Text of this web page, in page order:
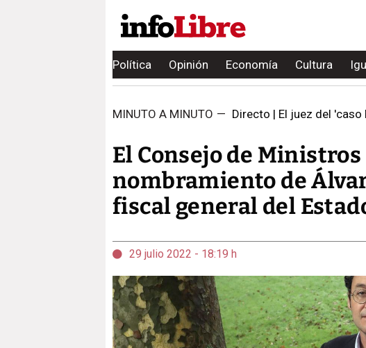
Política Opinión Economía Cultura
MINUTO A MINUTO — Directo | El juez del
El Consejo de
nombramiento de
fiscal general del
29 julio 2022 - 18:19 h